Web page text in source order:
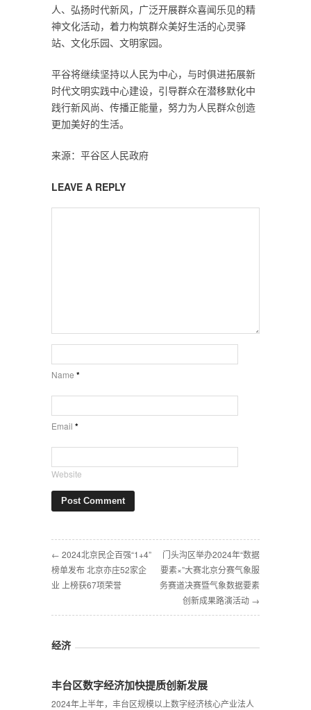
人、弘扬时代新风，广泛开展群众喜闻乐见的精
神文化活动，着力构筑群众美好生活的心灵驿
站、文化乐园、文明家园。
平谷将继续坚持以人民为中心，与时俱进拓展新
时代文明实践中心建设，引导群众在潜移默化中
践行新风尚、传播正能量，努力为人民群众创造
更加美好的生活。
来源：平谷区人民政府
LEAVE A REPLY
Name *
Email *
Website
← 2024北京民企百强“1+4”
榜单发布 北京亦庄52家企
业 上榜获67项荣誉
门头沟区举办2024年“数据
要素×”大赛北京分赛气象服
务赛道决赛暨气象数据要素
创新成果路演活动 →
经济
丰台区数字经济加快提质创新发展
2024年上半年，丰台区规模以上数字经济核心产业法人